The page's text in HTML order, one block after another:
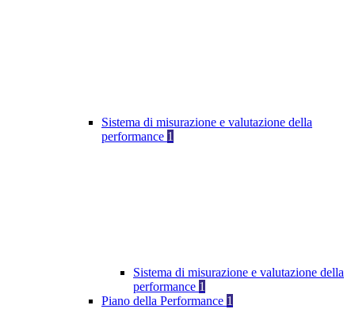
Sistema di misurazione e valutazione della
performance 1
Sistema di misurazione e valutazione della
performance 1
Piano della Performance 1